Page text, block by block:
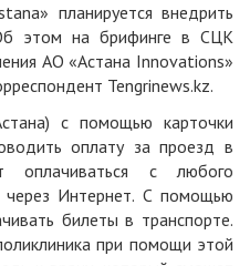
планируется внедрить
этом на брифинге в СЦК
АО «Астана Innovations»
Tengrinews.kz.
с помощью карточки
оплату за проезд в
оплачиваться с любого
через Интернет. С помощью
билеты в транспорте.
при помощи этой